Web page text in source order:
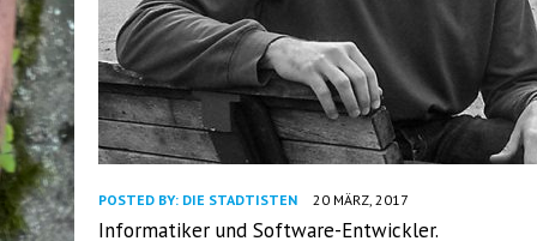
POSTED BY: DIE STADTISTEN 20 MÄRZ, 2017
Informatiker und Software-Entwickler.